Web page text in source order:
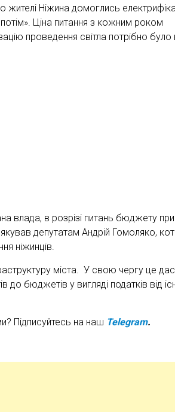
Ніжина домоглись
Ціна питання з кожним роком
проведення світла потрібно було
влада, в розрізі питань бюджету
депутатам Андрій Гомоляко,
ніжинців.
міста. У свою чергу це
бюджетів у вигляді податків від
Підписуйтесь на наш Telegram.